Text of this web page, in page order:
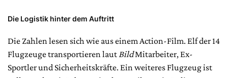
Die Logistik hinter dem Auftritt
Die Zahlen lesen sich wie aus einem Action-Film. Elf der 14
Flugzeuge transportieren laut BildMitarbeiter, Ex-
Sportler und Sicherheitskräfte. Ein weiteres Flugzeug ist